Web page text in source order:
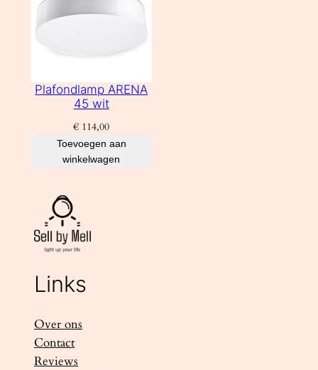
Plafondlamp ARENA
45 wit
€ 114,00
Toevoegen aan
winkelwagen
Links
Over ons
Contact
Reviews